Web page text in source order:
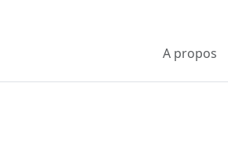
A propos